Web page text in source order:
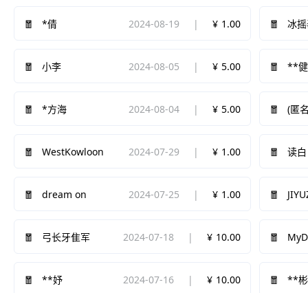
*倩 2024-08-19 1.00 冰
小李 2024-08-05 5.00 **健
*方海 2024-08-04 5.00 (匿
WestKowloon 2024-07-29 1.00 读白
dream on 2024-07-25 1.00
弓长牙隹军 2024-07-18 10.00
**妤 2024-07-16 10.00 **